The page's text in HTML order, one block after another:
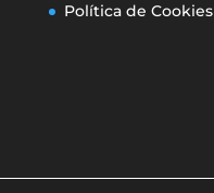
Política de Cookies